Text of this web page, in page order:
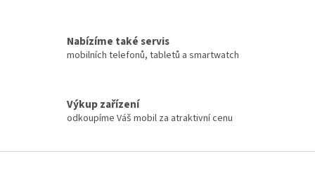
Nabízíme také servis
mobilních telefonů, tabletů a smartwatch
Výkup zařízení
odkoupíme Váš mobil za atraktivní cenu